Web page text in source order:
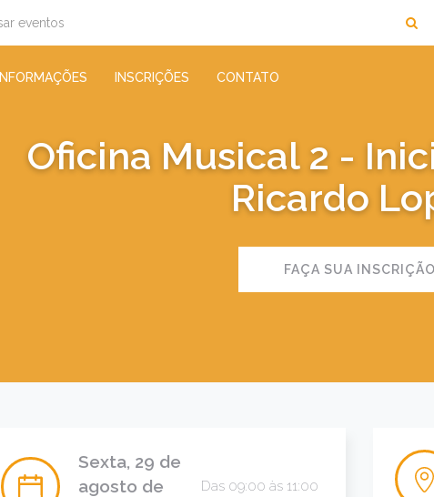
INFORMAÇÕES INSCRIÇÕES CONTATO
Oficina Musical 2 -
Ricardo
FAÇA SUA INSCRIÇÃO
Sexta, 29 de
agosto de
Das 09:00 às 11:00